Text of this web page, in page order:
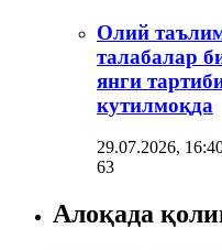
Олий
талабалар
янги
кутилмоқда
29.07.2026,
63
Алоқада